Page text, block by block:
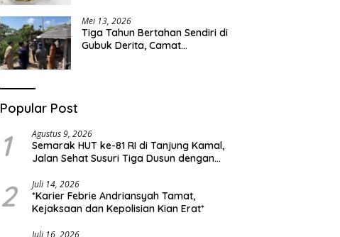
Mei 13, 2026
Tiga Tahun Bertahan Sendiri di
Gubuk Derita, Camat
Popular Post
1 Agustus 9, 2026
Semarak HUT ke-81 RI di Tanjung Kamal,
Jalan Sehat Susuri Tiga Dusun dengan
2 Juli 14, 2026
*Karier Febrie Andriansyah Tamat,
Kejaksaan dan Kepolisian Kian Erat*